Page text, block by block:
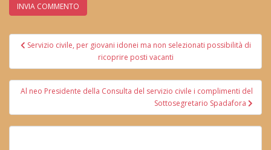
Navigazione
Servizio civile, per giovani idonei ma non selezionati possibilità di
ricoprire posti vacanti
Al neo Presidente della Consulta del servizio civile i complimenti del
Sottosegretario Spadafora